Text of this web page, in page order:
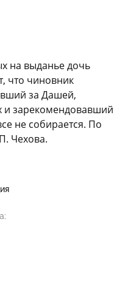
на выданье дочь
что чиновник
за Дашей,
и зарекомендовавший
не собирается. По
Чехова.